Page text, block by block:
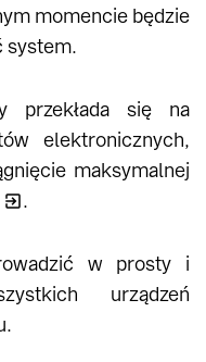
momencie będzie
system.
przekłada się na
elektronicznych,
maksymalnej
.
w prosty i
urządzeń